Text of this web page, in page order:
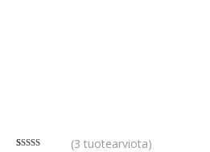
(3 tuotearviota)